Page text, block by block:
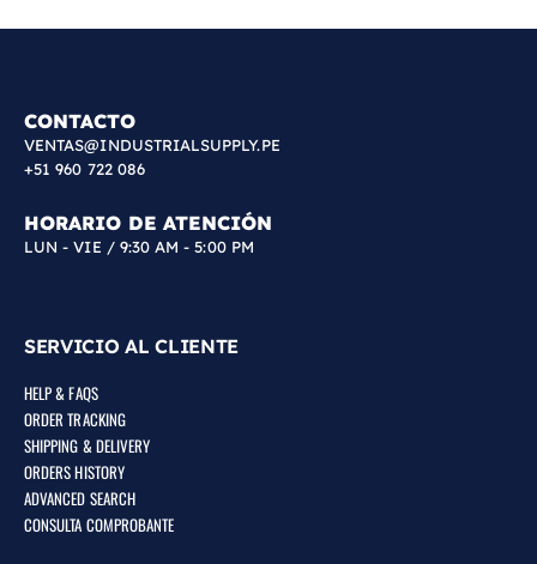
CONTACTO
VENTAS@INDUSTRIALSUPPLY.PE
+51 960 722 086
HORARIO DE ATENCIÓN
LUN - VIE / 9:30 AM - 5:00 PM
SERVICIO AL CLIENTE
HELP & FAQS
ORDER TRACKING
SHIPPING & DELIVERY
ORDERS HISTORY
ADVANCED SEARCH
CONSULTA COMPROBANTE